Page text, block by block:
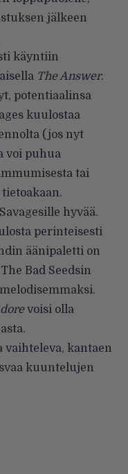
jälkeen
käyntiin
The Answer.
potentiaalinsa
kuulostaa
(jos nyt
voi puhua
tai
hyvää.
perinteisesti
äänipaletti on
Bad Seedsin
voisi olla
kantaen
kuuntelujen